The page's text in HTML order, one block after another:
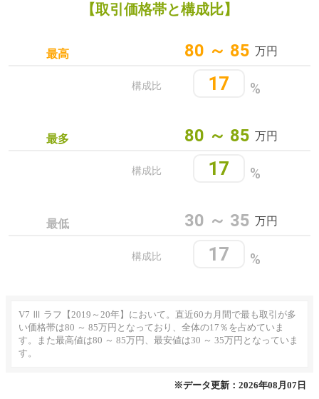
【取引価格帯と構成比】
最高 80 ～ 85 万円
%
17
構成比
最多 80 ～ 85 万円
%
17
構成比
最低 30 ～ 35 万円
%
17
構成比
V7 Ⅲ ラフ【2019～20年】において。直近60カ月間で最も取引が多
い価格帯は80 ～ 85万円となっており、全体の17％を占めていま
す。また最高値は80 ～ 85万円、最安値は30 ～ 35万円となっていま
す。
※データ更新：2026年08月07日